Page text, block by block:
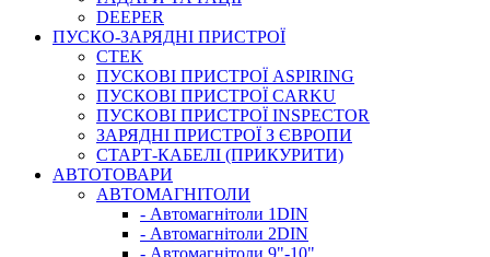
DEEPER
ПУСКО-ЗАРЯДНІ ПРИСТРОЇ
CTEK
ПУСКОВІ ПРИСТРОЇ ASPIRING
ПУСКОВІ ПРИСТРОЇ CARKU
ПУСКОВІ ПРИСТРОЇ INSPECTOR
ЗАРЯДНІ ПРИСТРОЇ З ЄВРОПИ
СТАРТ-КАБЕЛІ (ПРИКУРИТИ)
АВТОТОВАРИ
АВТОМАГНІТОЛИ
- Автомагнітоли 1DIN
- Автомагнітоли 2DIN
- Автомагнітоли 9"-10"